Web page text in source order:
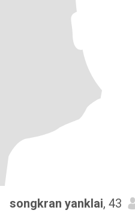
songkran yanklai, 43